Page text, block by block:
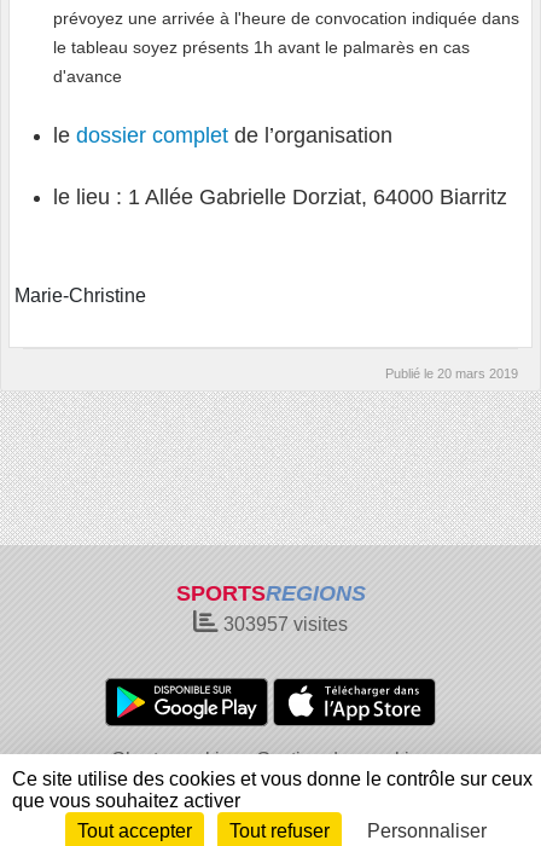
prévoyez une arrivée à l'heure de convocation indiquée dans
le tableau soyez présents 1h avant le palmarès en cas
d'avance
le dossier complet de l’organisation
le lieu : 1 Allée Gabrielle Dorziat, 64000 Biarritz
Marie-Christine
Publié le 20 mars 2019
SPORTSREGIONS
303957 visites
Charte cookies
Gestion des cookies
Informations légales
Signaler un contenu inapproprié
Envie de participer ? Connexion
Ce site utilise des cookies et vous donne le contrôle sur ceux
que vous souhaitez activer
Tout accepter
Tout refuser Personnaliser